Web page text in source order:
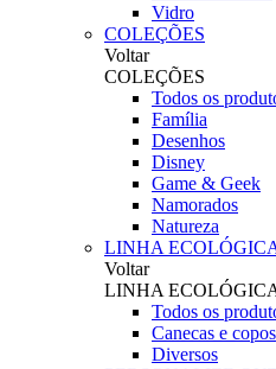
Vidro
COLEÇÕES
Voltar
COLEÇÕES
Todos os
Família
Desenhos
Disney
Game & Geek
Namorados
Natureza
LINHA
Voltar
LINHA
Todos os
Canecas e copos
Diversos